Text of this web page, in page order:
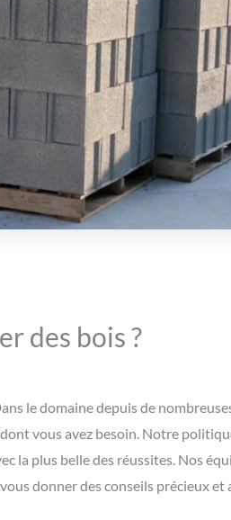
des bois ?
le domaine depuis de
vous avez besoin. Notre
la plus belle des réussites. Nos
donner des conseils précieux et